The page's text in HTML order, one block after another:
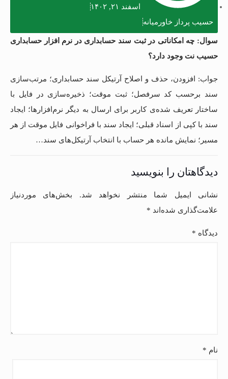
حسیب پرداز خاورمیانه
اسفند ۲۱, ۱۴۰۲
سوال: چه امکاناتی در ثبت سند حسابداری در نرم افزار حسابداری
حسیب نت وجود دارد؟
جواب: افزودن، حذف و اصلاح آرتیکل سند حسابداری؛ مرتب‌سازی
سند برحسب کد سرفصل؛ ثبت موقت؛ ذخیره‌سازی در فایل با
ساختار تعریف شده‌‌ی کاربر برای ارسال به دیگر نرم‌افزارها؛ ایجاد
سند با کپی از اسناد قبلی؛ ایجاد سند با فراخوانی فایل موقت از هر
مسیر؛ نمایش مانده هر حساب با انتخاب آرتیکل‌های سند…
دیدگاهتان را بنویسید
نشانی ایمیل شما منتشر نخواهد شد.
بخش‌های موردنیاز
علامت‌گذاری شده‌اند *
دیدگاه *
نام *